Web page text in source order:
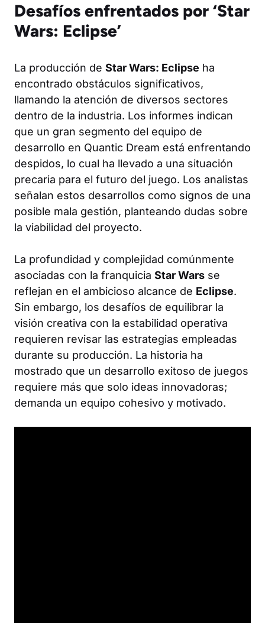
Desafíos enfrentados por ‘Star
Wars: Eclipse’
La producción de Star Wars: Eclipse ha
encontrado obstáculos significativos,
llamando la atención de diversos sectores
dentro de la industria. Los informes indican
que un gran segmento del equipo de
desarrollo en Quantic Dream está enfrentando
despidos, lo cual ha llevado a una situación
precaria para el futuro del juego. Los analistas
señalan estos desarrollos como signos de una
posible mala gestión, planteando dudas sobre
la viabilidad del proyecto.
La profundidad y complejidad comúnmente
asociadas con la franquicia Star Wars se
reflejan en el ambicioso alcance de Eclipse.
Sin embargo, los desafíos de equilibrar la
visión creativa con la estabilidad operativa
requieren revisar las estrategias empleadas
durante su producción. La historia ha
mostrado que un desarrollo exitoso de juegos
requiere más que solo ideas innovadoras;
demanda un equipo cohesivo y motivado.